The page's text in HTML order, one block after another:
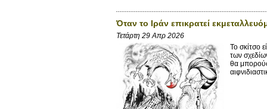
Όταν το Ιράν επικρατεί
Τετάρτη 29 Απρ 2026
Το σκίτσο
των
θα